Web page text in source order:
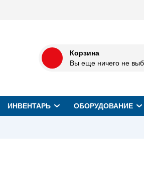
Корзина
Вы еще ничего не
ИНВЕНТАРЬ ОБОРУДОВАНИЕ